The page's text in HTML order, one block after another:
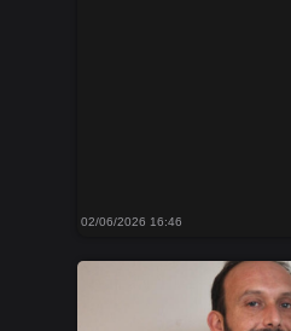
02/06/2026 16:46